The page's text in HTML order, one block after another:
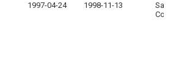
1997-04-24 1998-11-13
Sanki
Co